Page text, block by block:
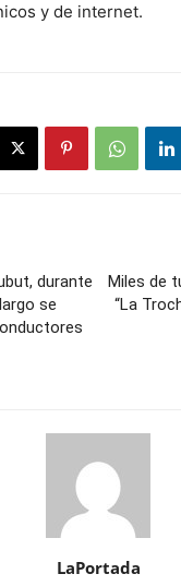
y de internet.
durante
se
Miles de
“La
LaPortada